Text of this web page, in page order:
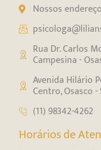
Nossos
Rua Dr. Carlos
Campesina -
Avenida Hilário
Centro, Osasco -
(11) 98342-4262
Horários de